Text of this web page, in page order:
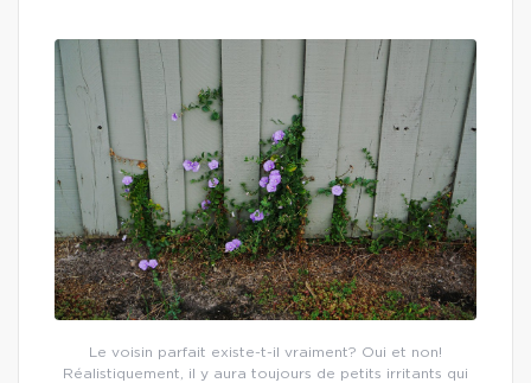
Le voisin parfait existe-t-il vraiment? Oui et non!
Réalistiquement, il y aura toujours de petits irritants qui